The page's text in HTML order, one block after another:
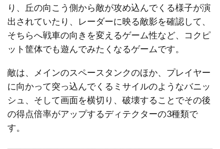
り、丘の向こう側から敵が攻め込んでくる様子が演
出されていたり、レーダーに映る敵影を確認して、
そちらへ戦車の向きを変えるゲーム性など、コクピ
ット筐体でも遊んでみたくなるゲームです。
敵は、メインのスペースタンクのほか、プレイヤー
に向かって突っ込んでくるミサイルのようなバニッ
シュ、そして画面を横切り、破壊することでその後
の得点倍率がアップするディテクターの3種類で
す。